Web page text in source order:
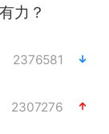
力？
2376581
2307276